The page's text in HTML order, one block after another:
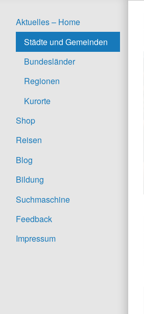
Aktuelles – Home
Städte und Gemeinden
Bundesländer
Regionen
Kurorte
Shop
Reisen
Blog
Bildung
Suchmaschine
Feedback
Impressum